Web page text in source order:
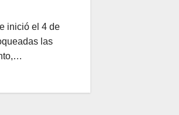
inició el 4 de
las